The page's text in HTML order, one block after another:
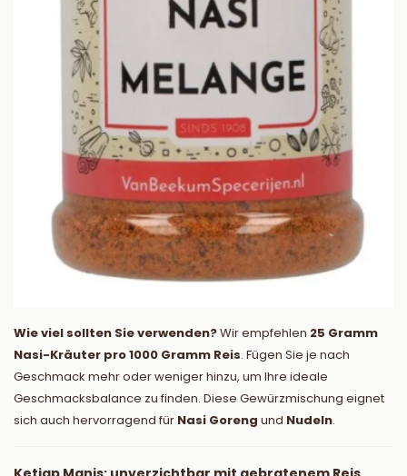
Wie viel sollten Sie verwenden?Wir empfehlen 25 Gramm
Nasi-Kräuter pro 1000 Gramm Reis. Fügen Sie je nach
Geschmack mehr oder weniger hinzu, um Ihre ideale
Geschmacksbalance zu finden. Diese Gewürzmischung eignet
sich auch hervorragend für Nasi Goreng und Nudeln.